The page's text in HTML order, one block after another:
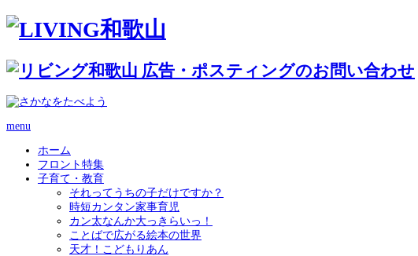
menu
ホーム
フロント特集
子育て・教育
それってうちの子だけですか？
時短カンタン家事育児
カン太なんか大っきらいっ！
ことばで広がる絵本の世界
天才！こどもりあん